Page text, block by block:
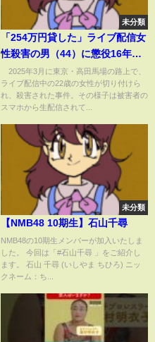
未分類
「254万円貸した」ライブ配信女
性殺害の男（44）に懲役16年…
犯罪心理学者は「現実検討能力
の欠如」を指摘(ABEMA TIMES)
2025年3月に東京・高田馬場の路上で、
ライブ配信中の22歳の女性が切り付けら
れ、殺害された事件。その様子は被害者の
スマホから生配信されて...
未分類
【NMB48 10期生】石山千尋
NMB48の10期生メンバーが加入いたしま
した。 今回は「#石山千尋 」をご紹介し
ます。 石山 千尋 (いしやま ちひろ) ニッ
クネーム：ち...